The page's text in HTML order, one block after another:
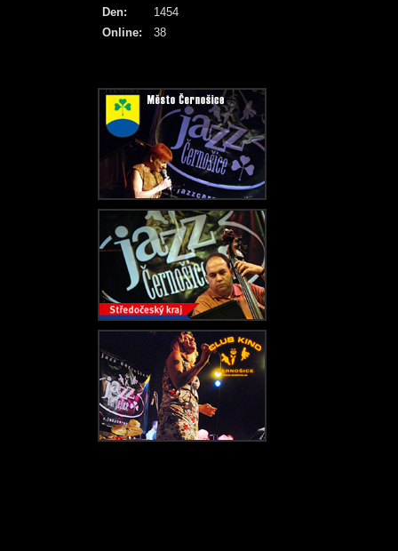
Online: 38
Den:
1454